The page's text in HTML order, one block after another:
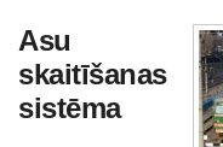
Asu
skaitīšanas
sistēma